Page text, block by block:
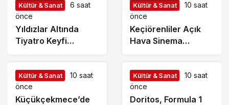
Kültür & Sanat
6 saat
önce
Yıldızlar Altında
Tiyatro Keyfi
Kültür & Sanat
10 saat
önce
Keçiörenliler Açık
Hava Sinema
Kültür & Sanat
10 saat
önce
Küçükçekmece’de
Kültür & Sanat
10 saat
önce
Doritos, Formula 1